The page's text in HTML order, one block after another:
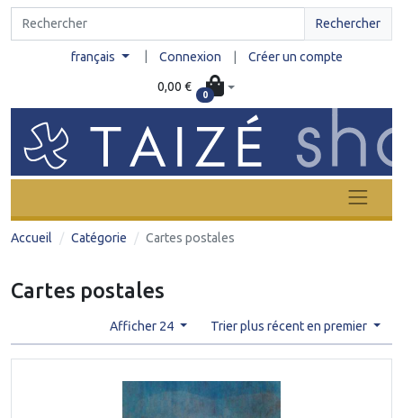
Rechercher
français Connexion Créer un compte
0,00 €
0
Accueil Catégorie Cartes postales
Cartes postales
Afficher 24 Trier plus récent en premier